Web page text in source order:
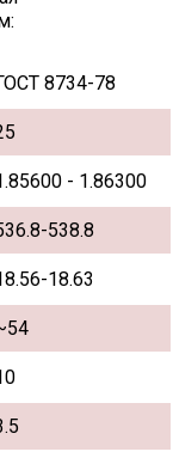
8734-78
- 1.86300
538.8
18.63